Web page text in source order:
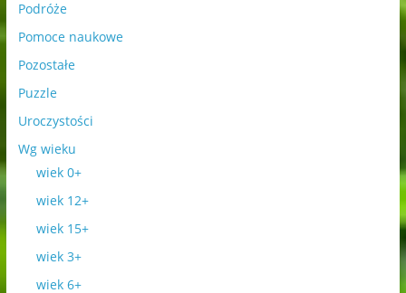
Podróże
Pomoce naukowe
Pozostałe
Puzzle
Uroczystości
Wg wieku
wiek 0+
wiek 12+
wiek 15+
wiek 3+
wiek 6+